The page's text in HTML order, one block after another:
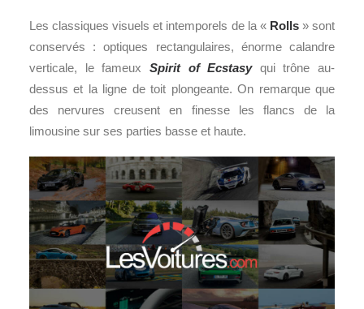
Les classiques visuels et intemporels de la « Rolls» sont
conservés : optiques rectangulaires, énorme calandre
verticale, le fameux Spirit of Ecstasyqui trône au-
dessus et la ligne de toit plongeante. On remarque que
des nervures creusent en finesse les flancs de la
limousine sur ses parties basse et haute.